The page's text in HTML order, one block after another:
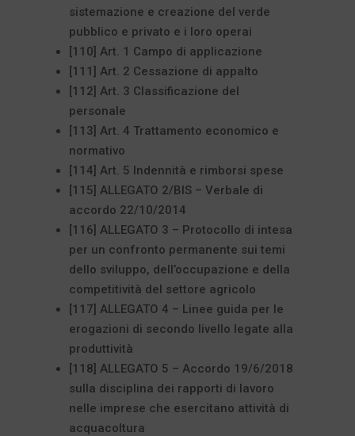
sistemazione e creazione del verde
pubblico e privato e i loro operai
[110] Art. 1 Campo di applicazione
[111] Art. 2 Cessazione di appalto
[112] Art. 3 Classificazione del
personale
[113] Art. 4 Trattamento economico e
normativo
[114] Art. 5 Indennità e rimborsi spese
[115] ALLEGATO 2/BIS – Verbale di
accordo 22/10/2014
[116] ALLEGATO 3 – Protocollo di intesa
per un confronto permanente sui temi
dello sviluppo, dell’occupazione e della
competitività del settore agricolo
[117] ALLEGATO 4 – Linee guida per le
erogazioni di secondo livello legate alla
produttività
[118] ALLEGATO 5 – Accordo 19/6/2018
sulla disciplina dei rapporti di lavoro
nelle imprese che esercitano attività di
acquacoltura